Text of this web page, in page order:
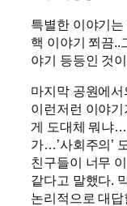
특별한 이야기
핵 이야기 쬐끔..
야기 등등인 것
마지막 공원에
이런저런 이야
게 도대체 뭐냐
가…’사회주의’
친구들이 너무
같다고 말했다.
논리적으로 대